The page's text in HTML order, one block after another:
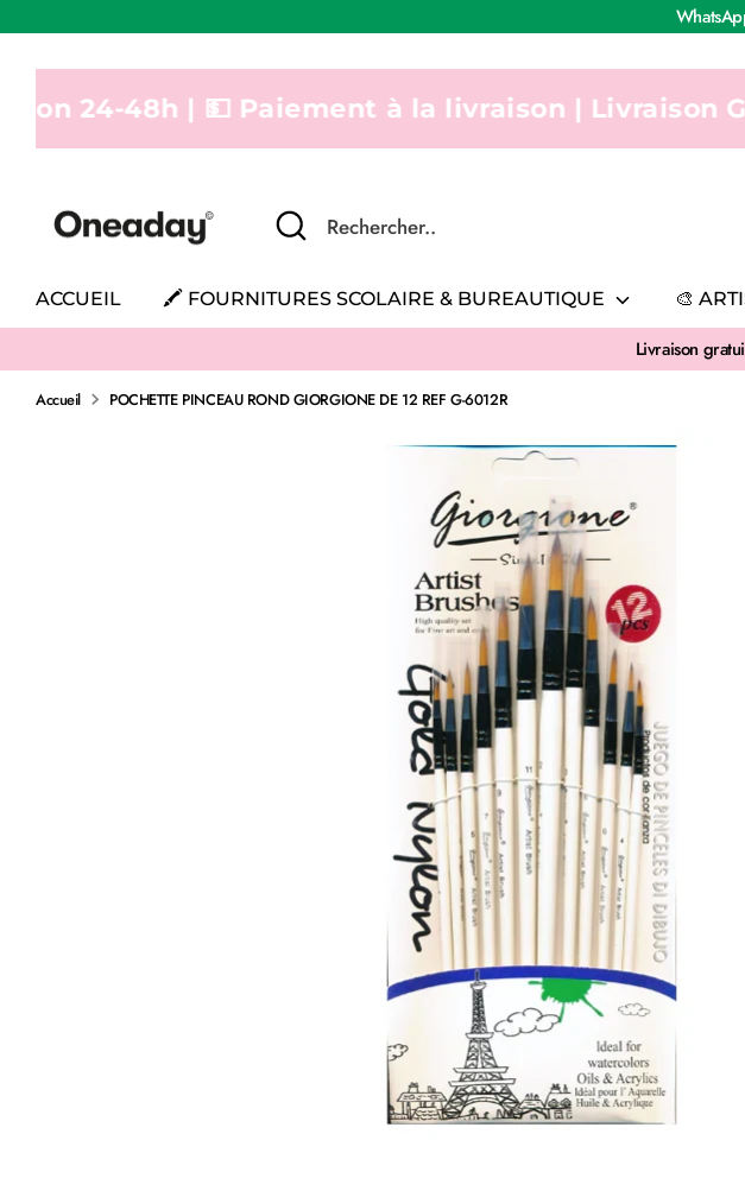
au
| 💵 Paiement à la livraison | Livraison Gratuite
Recherche
Rechercher..
ACCUEIL 🖍 FOURNITURES SCOLAIRE & BUREAUTIQUE 🎨
Livraison
Accueil POCHETTE PINCEAU ROND GIORGIONE DE 12 REF G-6012R